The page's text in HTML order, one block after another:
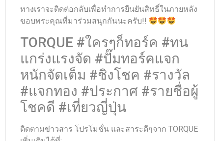
ทางเราจะติดต่อกลับเพื่อทำการยืนยันสิทธิ์ในภายหลัง
ขอบพระคุณที่มาร่วมสนุกกันนะครับ!!
TORQUE #ใครๆก็ทอร์ค #ทน
แกร่งแรงจัด #ปั๊มทอร์คแจก
หนักจัดเต็ม #ชิงโชค #รางวัล
#แจกทอง #ประกาศ #รายชื่อผู้
โชคดี #เที่ยวญี่ปุ่น
ติดตามข่าวสาร โปรโมชั่น และสาระดีๆจาก TORQUE